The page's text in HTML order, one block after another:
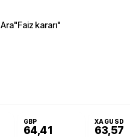
Ara"Faiz kararı"
GBP
64,41
XAGUSD
63,57